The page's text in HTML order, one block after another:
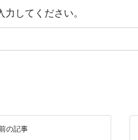
してください。
の記事